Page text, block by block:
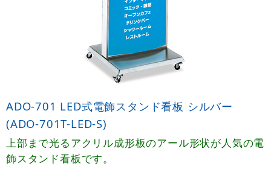
ADO-701 LED式電飾スタンド看板 シルバー
(ADO-701T-LED-S)
上部まで光るアクリル成形板のアール形状が人気の電
飾スタンド看板です。